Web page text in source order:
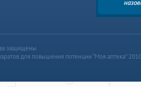
защищены
для повышения потенции “Моя аптека”